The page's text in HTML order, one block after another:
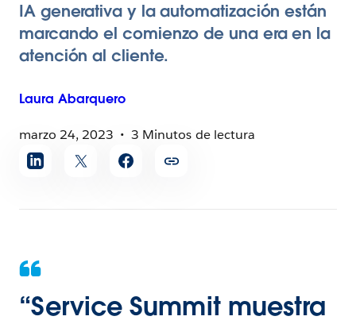
IA generativa y la automatización están
marcando el comienzo de una era en la
atención al cliente.
Laura Abarquero
marzo 24, 2023
3 Minutos de lectura
Compartir
artículo
“Service Summit muestra